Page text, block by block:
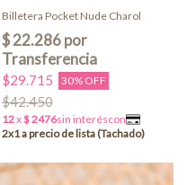
Billetera Pocket Nude Charol
$29.715 30% OFF
$42.450